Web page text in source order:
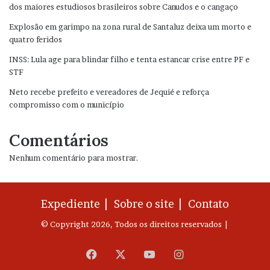
dos maiores estudiosos brasileiros sobre Canudos e o cangaço
Explosão em garimpo na zona rural de Santaluz deixa um morto e
quatro feridos
INSS: Lula age para blindar filho e tenta estancar crise entre PF e
STF
Neto recebe prefeito e vereadores de Jequié e reforça
compromisso com o município
Comentários
Nenhum comentário para mostrar.
Expediente | Sobre o site | Contato
© Copyright 2026, Todos os direitos reservados |
Facebook YouTubeInstagram